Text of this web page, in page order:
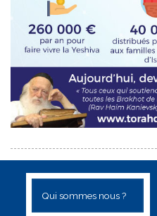
Qui sommes nous ?